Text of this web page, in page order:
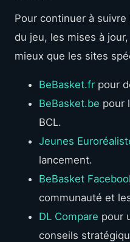
Pour continuer à suivre
du jeu, les mises à
mieux que les sites
BeBasket.fr pour
BeBasket.be pour
BCL.
Jeunes
lancement.
BeBasket
communauté et
DL Compare pour
conseils